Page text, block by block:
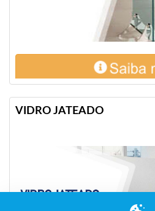
VIDRO JATEADO